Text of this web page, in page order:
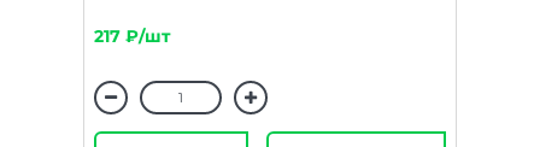
217 ₽/шт